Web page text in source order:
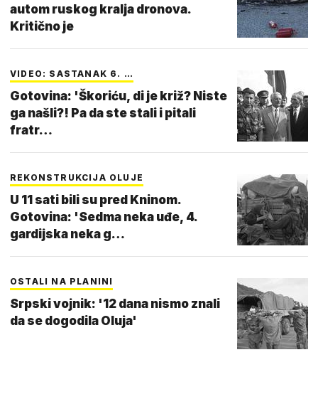
autom ruskog kralja dronova.
Kritično je
VIDEO: SASTANAK 6. …
Gotovina: 'Škoriću, di je križ? Niste
ga našli?! Pa da ste stali i pitali
fratr…
REKONSTRUKCIJA OLUJE
U 11 sati bili su pred Kninom.
Gotovina: 'Sedma neka uđe, 4.
gardijska neka g…
OSTALI NA PLANINI
Srpski vojnik: '12 dana nismo znali
da se dogodila Oluja'